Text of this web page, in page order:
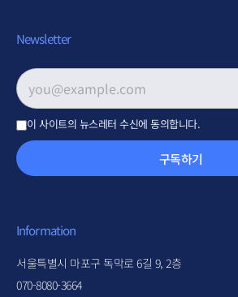
Newsletter
이메일 주소*
이 사이트의 뉴스레터 수신에 동의합니다.
구독하기
Information
서울특별시 마포구 독막로 6길 9, 2층
070-8080-3664